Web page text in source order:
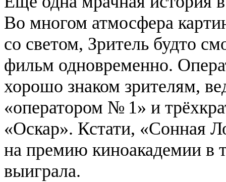
Во многом атмосфера
со светом, Зритель будто
фильм одновременно.
хорошо знаком зрителям,
«оператором № 1» и
«Оскар». Кстати, «Сонная
на премию киноакадемии в
выиграла.